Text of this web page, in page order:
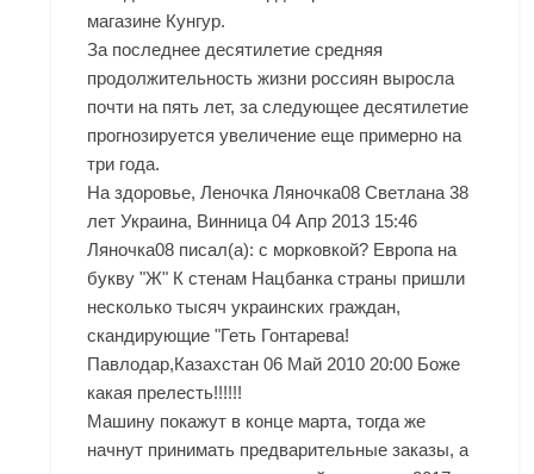
магазине Кунгур.
За последнее десятилетие средняя
продолжительность жизни россиян выросла
почти на пять лет, за следующее десятилетие
прогнозируется увеличение еще примерно на
три года.
На здоровье, Леночка Ляночка08 Светлана 38
лет Украина, Винница 04 Апр 2013 15:46
Ляночка08 писал(а): с морковкой? Европа на
букву "Ж" К стенам Нацбанка страны пришли
несколько тысяч украинских граждан,
скандирующие "Геть Гонтарева!
Павлодар,Казахстан 06 Май 2010 20:00 Боже
какая прелесть!!!!!!
Машину покажут в конце марта, тогда же
начнут принимать предварительные заказы, а